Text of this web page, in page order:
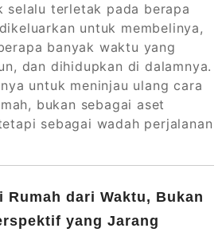
selalu terletak pada berapa
untuk membelinya,
banyak waktu yang
dan dihidupkan di dalamnya.
untuk meninjau ulang cara
bukan sebagai aset
sebagai wadah perjalanan
Rumah dari Waktu, Bukan
yang Jarang